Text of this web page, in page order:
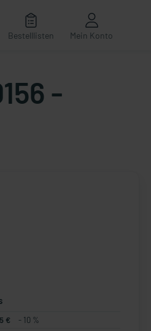
Bestelllisten Mein Konto
-
€
- 10 %